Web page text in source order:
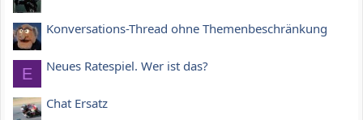
Konversations-Thread ohne Themenbeschränkung
E Neues Ratespiel. Wer ist das?
Chat Ersatz